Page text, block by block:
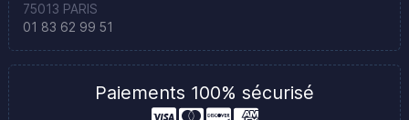
75013 PARIS
01 83 62 99 51
Paiements 100% sécurisé